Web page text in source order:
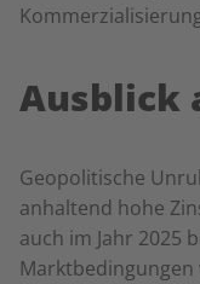
Ausblick
Geopolitische
anhaltend hohe
auch im Jahr 2025